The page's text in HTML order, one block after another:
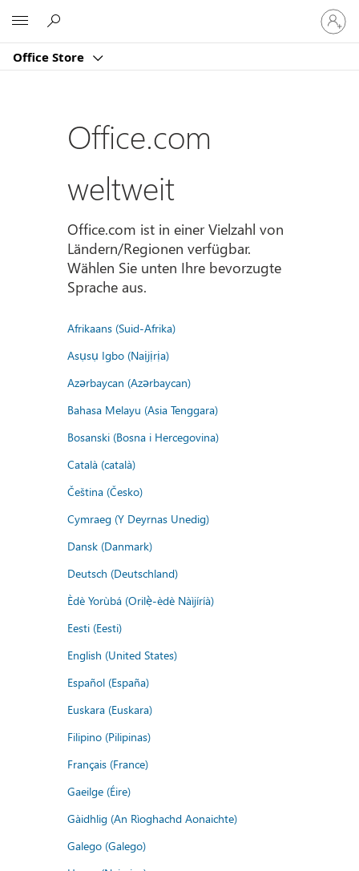
Office Store
Bei
Ihrem
Konto
Office.com
weltweit
Office.com ist in einer Vielzahl von
Ländern/Regionen verfügbar.
Wählen Sie unten Ihre bevorzugte
Sprache aus.
Afrikaans (Suid-Afrika)
Asụsụ Igbo (Naịjịrịa)
Azərbaycan (Azərbaycan)
Bahasa Melayu (Asia Tenggara)
Bosanski (Bosna i Hercegovina)
Català (català)
Čeština (Česko)
Cymraeg (Y Deyrnas Unedig)
Dansk (Danmark)
Deutsch (Deutschland)
Èdè Yorùbá (Orilẹ̀-èdè Nàìjíríà)
Eesti (Eesti)
English (United States)
Español (España)
Euskara (Euskara)
Filipino (Pilipinas)
Français (France)
Gaeilge (Éire)
Gàidhlig (An Rìoghachd Aonaichte)
Galego (Galego)